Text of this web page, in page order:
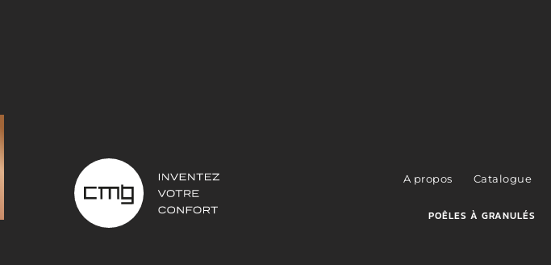
A propos Catalogue
POÊLES À GRANULÉS